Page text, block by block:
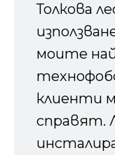
Толкова
моите
клиенти
справят.